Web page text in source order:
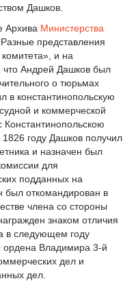
Дашков.
Архива Министерства
представления
и на
что Андрей Дашков был
о тюрьмах
в константинопольскую
и коммерческой
году Дашков получил
и назначен был
для
подданных на
был откомандирован в
члена со стороны
знаком отличия
в следующем году
ордена Владимира 3-й
дел и
дел.